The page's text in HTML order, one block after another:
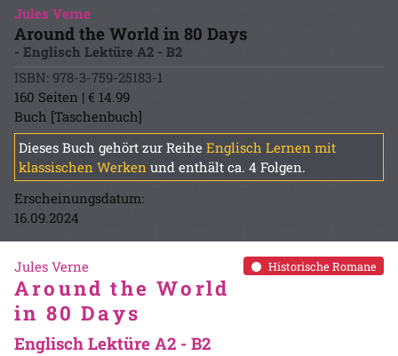
Jules Verne
Around the World in 80 Days
- Englisch Lektüre A2 - B2
ISBN: 978-3-759-25183-1
160 Seiten | € 14.99
Buch [Taschenbuch]
Dieses Buch gehört zur Reihe Englisch Lernen mit
klassischen Werken und enthält ca. 4 Folgen.
Erscheinungsdatum:
16.09.2024
Historische Romane
Jules Verne
Around the World
in 80 Days
Englisch Lektüre A2 - B2